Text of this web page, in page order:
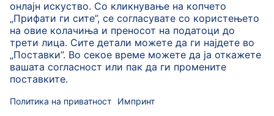
Политика на приватност
Услови на користење
Импринт
Повеќе за HiPP Контакт